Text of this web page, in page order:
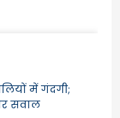
में गंदगी;
सवाल